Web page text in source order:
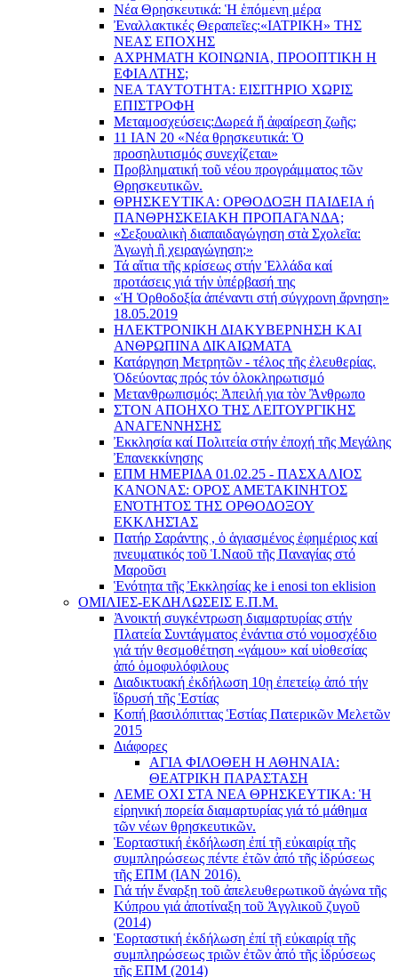
Νέα Θρησκευτικά: Ἡ ἑπόμενη μέρα
Ἐναλλακτικές Θεραπεῖες:«ΙΑΤΡΙΚΗ» ΤΗΣ
ΝΕΑΣ ΕΠΟΧΗΣ
ΑΧΡΗΜΑΤΗ ΚΟΙΝΩΝΙΑ, ΠΡΟΟΠΤΙΚΗ Η
ΕΦΙΑΛΤΗΣ;
ΝΕΑ ΤΑΥΤΟΤΗΤΑ: ΕΙΣΙΤΗΡΙΟ ΧΩΡΙΣ
ΕΠΙΣΤΡΟΦΗ
Μεταμοσχεύσεις:Δωρεά ἤ ἀφαίρεση ζωῆς;
11 ΙΑΝ 20 «Νέα θρησκευτικά: Ὁ
προσηλυτισμός συνεχίζεται»
Προβληματική τοῦ νέου προγράμματος τῶν
Θρησκευτικῶν.
ΘΡΗΣΚΕΥΤΙΚΑ: ΟΡΘΟΔΟΞΗ ΠΑΙΔΕΙΑ ή
ΠΑΝΘΡΗΣΚΕΙΑΚΗ ΠΡΟΠΑΓΑΝΔΑ;
«Σεξουαλικὴ διαπαιδαγώγηση στὰ Σχολεῖα:
Ἀγωγὴ ἢ χειραγώγηση;»
Τά αἴτια τῆς κρίσεως στήν Ἑλλάδα καί
προτάσεις γιά τήν ὑπέρβασή της
«Ἡ Ὀρθοδοξία ἀπέναντι στή σύγχρονη ἄρνηση»
18.05.2019
ΗΛΕΚΤΡΟΝΙΚΗ ΔΙΑΚΥΒΕΡΝΗΣΗ ΚΑΙ
ΑΝΘΡΩΠΙΝΑ ΔΙΚΑΙΩΜΑΤΑ
Κατάργηση Μετρητῶν - τέλος τῆς ἐλευθερίας.
Ὁδεύοντας πρός τόν ὁλοκληρωτισμό
Μετανθρωπισμός: Ἀπειλή για τὸν Ἂνθρωπο
ΣΤΟΝ ΑΠΟΗΧΟ ΤΗΣ ΛΕΙΤΟΥΡΓΙΚΗΣ
ΑΝΑΓΕΝΝΗΣΗΣ
Ἐκκλησία καί Πολιτεία στήν ἐποχή τῆς Μεγάλης
Ἐπανεκκίνησης
ΕΠΜ ΗΜΕΡΙΔΑ 01.02.25 - ΠΑΣΧΑΛΙΟΣ
ΚΑΝΟΝΑΣ: ΟΡΟΣ ΑΜΕΤΑΚΙΝΗΤΟΣ
ΕΝΌΤΗΤΟΣ ΤΗΣ ΟΡΘΟΔΟΞΟΥ
ΕΚΚΛΗΣΊΑΣ
Πατήρ Σαράντης , ὁ ἁγιασμένος ἐφημέριος καί
πνευματικός τοῦ Ἱ.Ναοῦ τῆς Παναγίας στό
Μαροῦσι
Ἑνότητα τῆς Ἐκκλησίας ke i enosi ton eklision
ΟΜΙΛΙΕΣ-ΕΚΔΗΛΩΣΕΙΣ Ε.Π.Μ.
Ἀνοικτή συγκέντρωση διαμαρτυρίας στήν
Πλατεία Συντάγματος ἐνάντια στό νομοσχέδιο
γιά τήν θεσμοθέτηση «γάμου» καί υἱοθεσίας
ἀπό ὁμοφυλόφιλους
Διαδικτυακή ἐκδήλωση 10ῃ ἐπετείῳ ἀπό τήν
ἵδρυσή τῆς Ἑστίας
Κοπή βασιλόπιττας Ἑστίας Πατερικῶν Μελετῶν
2015
Διάφορες
ΑΓΙΑ ΦΙΛΟΘΕΗ Η ΑΘΗΝΑΙΑ:
ΘΕΑΤΡΙΚΗ ΠΑΡΑΣΤΑΣΗ
ΛΕΜΕ ΟΧΙ ΣΤΑ ΝΕΑ ΘΡΗΣΚΕΥΤΙΚΑ: Ἡ
εἰρηνική πορεία διαμαρτυρίας γιά τό μάθημα
τῶν νέων θρησκευτικῶν.
Ἑορταστική ἐκδήλωση ἐπί τῇ εὐκαιρίᾳ τῆς
συμπληρώσεως πέντε ἐτῶν ἀπό τῆς ἱδρύσεως
τῆς ΕΠΜ (ΙΑΝ 2016).
Γιά τήν ἔναρξη τοῦ ἀπελευθερωτικοῦ ἀγώνα τῆς
Κύπρου γιά ἀποτίναξη τοῦ Ἀγγλικοῦ ζυγοῦ
(2014)
Ἑορταστική ἐκδήλωση ἐπί τῇ εὐκαιρίᾳ τῆς
συμπληρώσεως τριῶν ἐτῶν ἀπό τῆς ἱδρύσεως
τῆς ΕΠΜ (2014)